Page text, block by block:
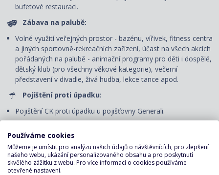
bufetové restauraci.
Zábava na palubě:
Volné využití veřejných prostor - bazénu, vířivek, fitness centra
a jiných sportovně-rekreačních zařízení, účast na všech akcích
pořádaných na palubě - animační programy pro děti i dospělé,
dětský klub (pro všechny věkové kategorie), večerní
představení v divadle, živá hudba, lekce tance apod.
Pojištění proti úpadku:
Pojištění CK proti úpadku u pojišťovny Generali.
CENA NEZAHRNUJE
Dopravu do/z přístavu vyplutí, případné transfery. V případě
zájmu zajistíme.
Používáme cookies
Můžeme je umístit pro analýzu našich údajů o návštěvnících, pro zlepšení
našeho webu, ukázání personalizovaného obsahu a pro poskytnutí
skvělého zážitku z webu. Pro více informací o cookies používáme
otevřené nastavení.